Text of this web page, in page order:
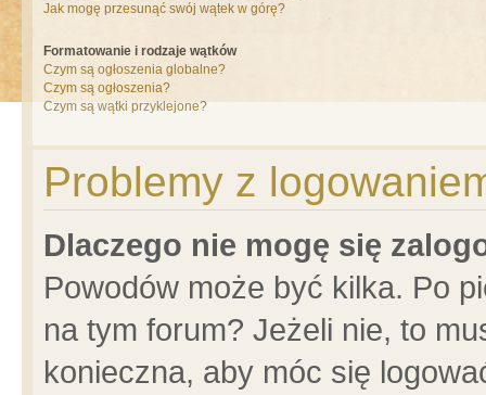
Jak mogę przesunąć swój wątek w górę?
Formatowanie i rodzaje wątków
Czym są ogłoszenia globalne?
Czym są ogłoszenia?
Czym są wątki przyklejone?
Problemy z
Dlaczego nie mogę się
Powodów może być kilka. Po
na tym forum? Jeżeli nie, to
konieczna, aby móc się